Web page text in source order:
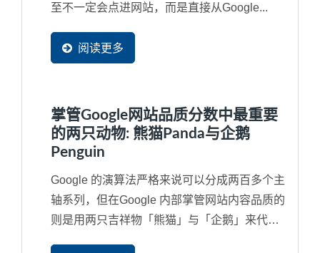
至不一定会点进网站，而是直接从Google...
阅读更多
掌管Google网站品质分数中最重要
的两只动物: 熊猫Panda与企鹅
Penguin
Google 的演算法严格来说可以分成两百多个主
轴系列，但在Google 内部掌管网站内容品质的
则是用两只吉祥物「熊猫」与「企鹅」来代